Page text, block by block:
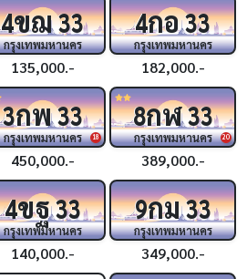
4ขฌ33
กรุงเทพมหานคร
135,000.-
4กอ33
กรุงเทพมหานคร
182,000.-
18
3กพ33
กรุงเทพมหานคร
450,000.-
20
8กฬ33
กรุงเทพมหานคร
389,000.-
4ขฐ33
กรุงเทพมหานคร
140,000.-
9กม33
กรุงเทพมหานคร
349,000.-